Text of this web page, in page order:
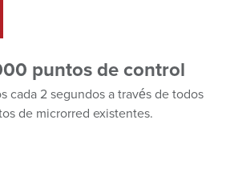
puntos de control
cada 2 segundos a través de todos
de microrred existentes.